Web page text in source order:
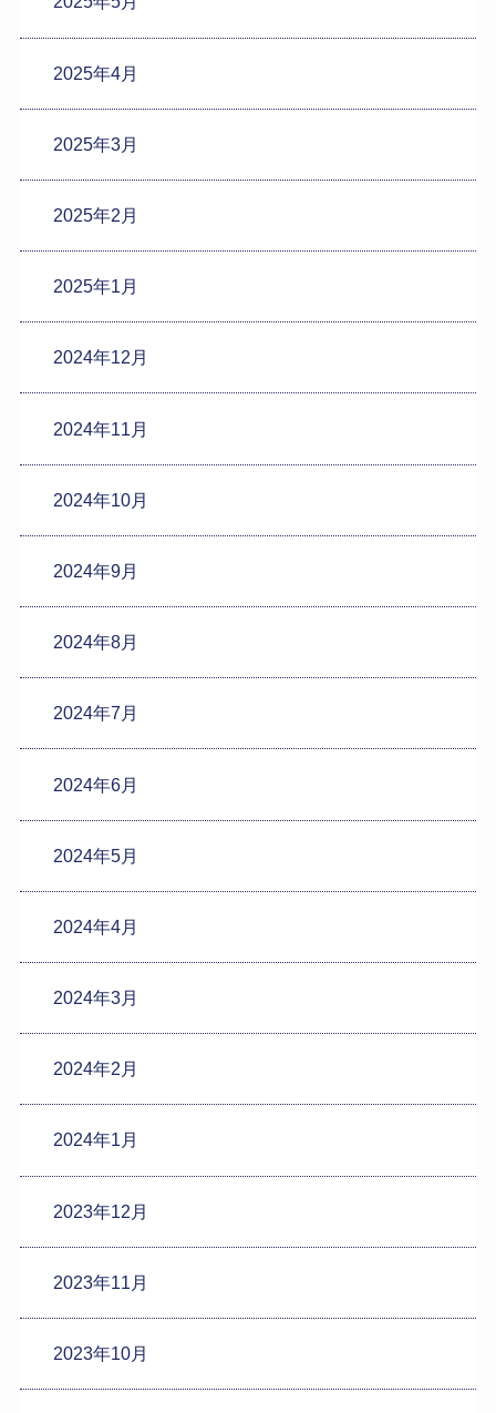
2025年4月
2025年3月
2025年2月
2025年1月
2024年12月
2024年11月
2024年10月
2024年9月
2024年8月
2024年7月
2024年6月
2024年5月
2024年4月
2024年3月
2024年2月
2024年1月
2023年12月
2023年11月
2023年10月